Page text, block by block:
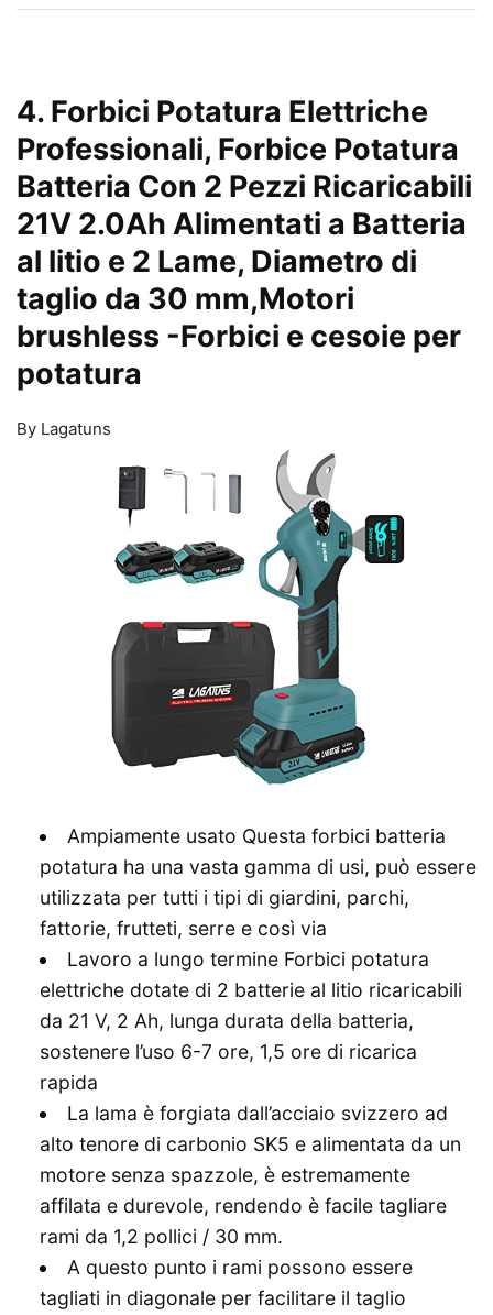
4. Forbici Potatura Elettriche
Professionali, Forbice Potatura
Batteria Con 2 Pezzi Ricaricabili
21V 2.0Ah Alimentati a Batteria
al litio e 2 Lame, Diametro di
taglio da 30 mm,Motori
brushless -Forbici e cesoie per
potatura
By Lagatuns
Ampiamente usato Questa forbici batteria
potatura ha una vasta gamma di usi, può essere
utilizzata per tutti i tipi di giardini, parchi,
fattorie, frutteti, serre e così via
Lavoro a lungo termine Forbici potatura
elettriche dotate di 2 batterie al litio ricaricabili
da 21 V, 2 Ah, lunga durata della batteria,
sostenere l’uso 6-7 ore, 1,5 ore di ricarica
rapida
La lama è forgiata dall’acciaio svizzero ad
alto tenore di carbonio SK5 e alimentata da un
motore senza spazzole, è estremamente
affilata e durevole, rendendo è facile tagliare
rami da 1,2 pollici / 30 mm.
A questo punto i rami possono essere
tagliati in diagonale per facilitare il taglio